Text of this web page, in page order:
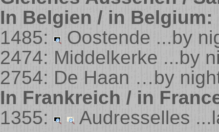
In Belgien / in Belgium:
1485:
Oostende ...by
2474: Middelkerke ...by
2754: De Haan …by
In Frankreich / in
1355:
Audresselles